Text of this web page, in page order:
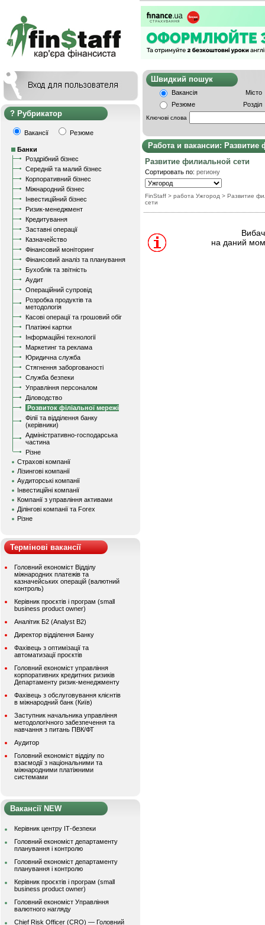
Рубрикатор
Вакансії Резюме
Банки
Роздрібний бізнес
Середній та малий бізнес
Корпоративний бізнес
Міжнародний бізнес
Інвестиційний бізнес
Ризик-менеджмент
Кредитування
Заставні операції
Казначейство
Фінансовий моніторинг
Фінансовий аналіз та планування
Бухоблік та звітність
Аудит
Операційний супровід
Розробка продуктів та
методологія
Касові операції та грошовий обіг
Платіжні картки
Інформаційні технології
Маркетинг та реклама
Юридична служба
Стягнення заборгованості
Служба безпеки
Управління персоналом
Діловодство
Розвиток філіальної мережі
Філії та відділення банку
(керівники)
Адміністративно-господарська
частина
Різне
Страхові компанії
Лізингові компанії
Аудиторські компанії
Інвестиційні компанії
Компанії з управління активами
Ділінгові компанії та Forex
Різне
Термінові вакансії
Головний економіст Відділу
міжнародних платежів та
казначейських операцій (валютний
контроль)
Керівник проєктів і програм (small
business product owner)
Аналітик Б2 (Analyst B2)
Директор відділення Банку
Фахівець з оптимізації та
автоматизації проєктів
Головний економіст управління
корпоративних кредитних ризиків
Департаменту ризик-менеджменту
Фахівець з обслуговування клієнтів
в міжнародний банк (Київ)
Заступник начальника управління
методологічного забезпечення та
навчання з питань ПВК/ФТ
Аудитор
Головний економіст відділу по
взаємодії з національними та
міжнародними платіжними
системами
Вакансії NEW
Керівник центру ІТ-безпеки
Головний економіст департаменту
планування і контролю
Головний економіст департаменту
планування і контролю
Керівник проєктів і програм (small
business product owner)
Головний економіст Управління
валютного нагляду
Chief Risk Officer (CRO) — Головний
Швидкий
Вакансія
Місто
Резюме
Розділ
Ключові слова
Работа и вакансии: Развитие
Развитие филиальной сети
Сортировать по: региону
FinStaff > работа Ужгород > Развитие
сети
на даний